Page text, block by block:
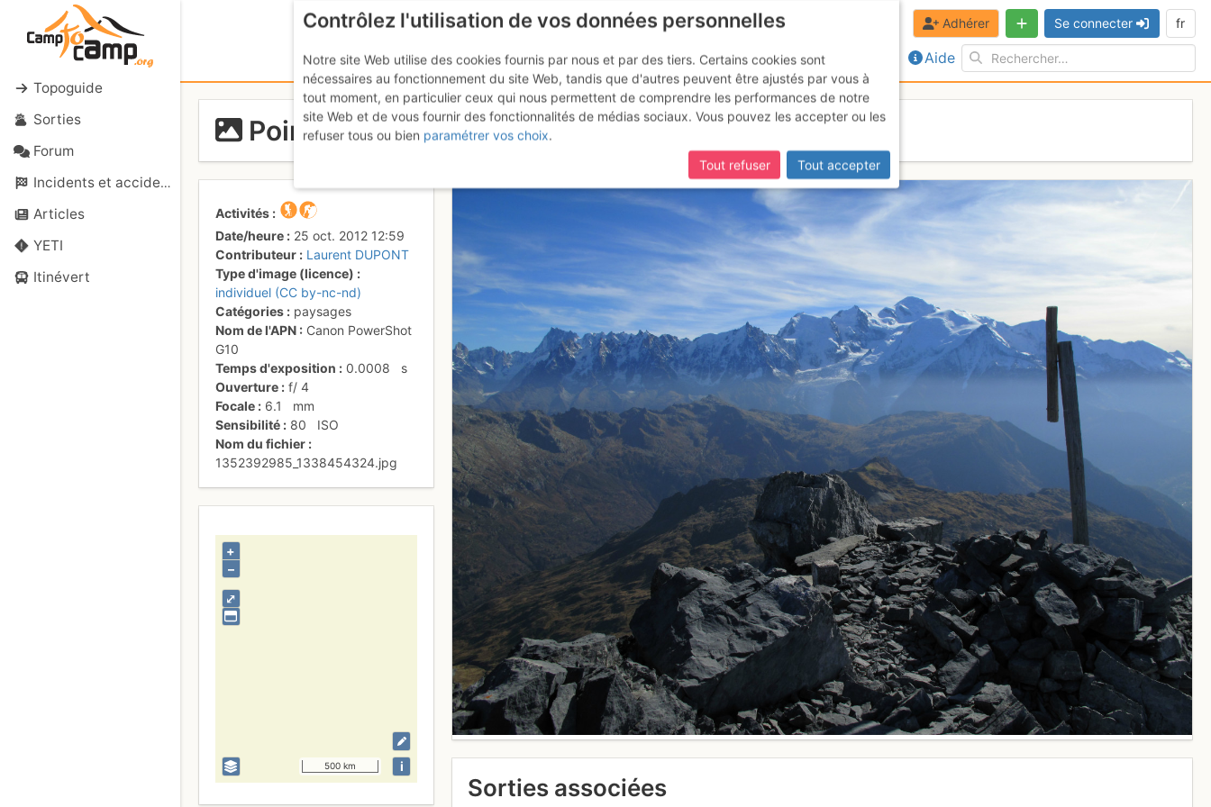
Topoguide
Sorties
Forum
Incidents et accidents
Articles
YETI
Itinévert
Aide
Adhérer Se connecter fr
Pointe d'Anterne, face au Mont Blanc
Activités
Date/heure
25 oct. 2012 12:59
Contributeur
Laurent DUPONT
Type d'image (licence)
individuel (CC by-nc-nd)
Catégories
paysages
Nom de l'APN
Canon PowerShot
G10
Temps d'exposition
0.0008
s
Ouverture
f/4
Focale
6.1
mm
Sensibilité
80
ISO
Nom du fichier
1352392985_1338454324.jpg
⤢
+
–
500 km i
Sorties associées
Contrôlez l'utilisation de vos données personnelles
Notre site Web utilise des cookies fournis par nous et par des tiers. Certains cookies sont
nécessaires au fonctionnement du site Web, tandis que d'autres peuvent être ajustés par vous à
tout moment, en particulier ceux qui nous permettent de comprendre les performances de notre
site Web et de vous fournir des fonctionnalités de médias sociaux. Vous pouvez les accepter ou les
refuser tous ou bien paramétrer vos choix.
Tout refuser
Tout accepter